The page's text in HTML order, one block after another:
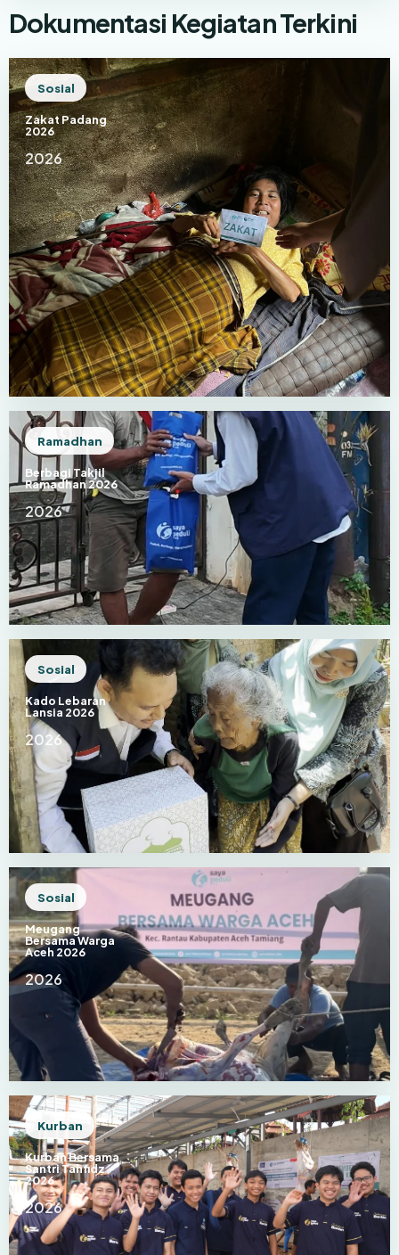
Dokumentasi Kegiatan Terkini
Sosial
Zakat Padang
2026
2026
Ramadhan
Berbagi Takjil
Ramadhan 2026
2026
Sosial
Kado Lebaran
Lansia 2026
2026
Sosial
Meugang
Bersama Warga
Aceh 2026
2026
Kurban
Kurban Bersama
Santri Tahfidz
2026
2026